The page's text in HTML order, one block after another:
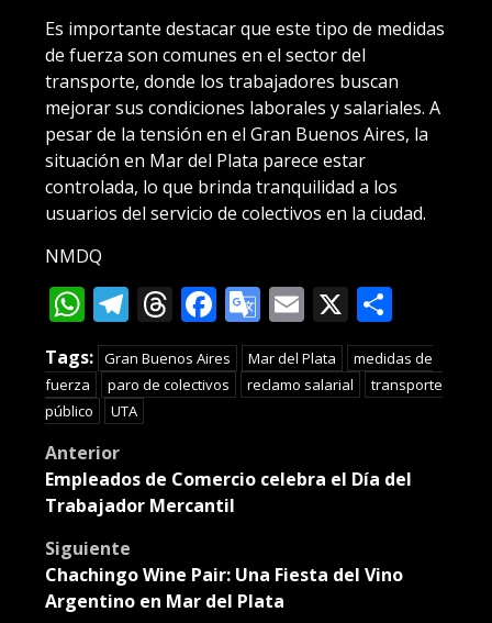
Es importante destacar que este tipo de medidas
de fuerza son comunes en el sector del
transporte, donde los trabajadores buscan
mejorar sus condiciones laborales y salariales. A
pesar de la tensión en el Gran Buenos Aires, la
situación en Mar del Plata parece estar
controlada, lo que brinda tranquilidad a los
usuarios del servicio de colectivos en la ciudad.
NMDQ
WhatsApp
Telegram
Threads
Facebook
Google
Translate
Email
X
Tags: Gran Buenos Aires Mar del Plata
medidas de
fuerza
paro de colectivos reclamo salarial
transporte
público
UTA
Post
navigation
Anterior
Empleados de Comercio celebra el Día del
Trabajador Mercantil
Siguiente
Chachingo Wine Pair: Una Fiesta del Vino
Argentino en Mar del Plata